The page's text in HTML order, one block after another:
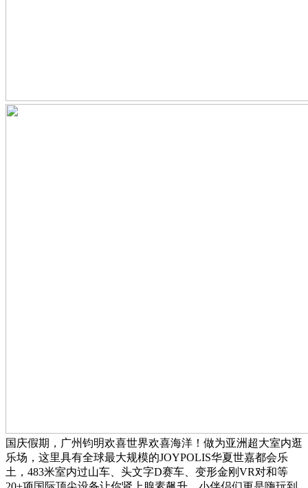
国庆假期，广州钧明欢喜世界欢喜海洋！做为亚洲超大室内逛
乐场，这里具有全球最大规模的JOYPOLIS华夏世嘉都会乐
土，483米室内过山车、头文字D赛车、变形金刚VR对和等